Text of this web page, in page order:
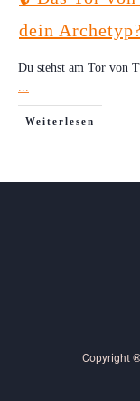
dein Archetyp?
Du stehst am Tor von
...
Weiterlesen
Copyright ®